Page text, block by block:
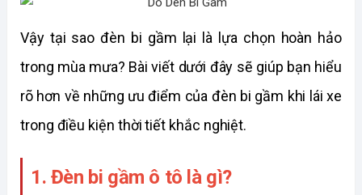
Vậy tại sao đèn bi gầm lại là lựa chọn hoàn hảo
trong mùa mưa? Bài viết dưới đây sẽ giúp bạn hiểu
rõ hơn về những ưu điểm của đèn bi gầm khi lái xe
trong điều kiện thời tiết khắc nghiệt.
1. Đèn bi gầm ô tô là gì?